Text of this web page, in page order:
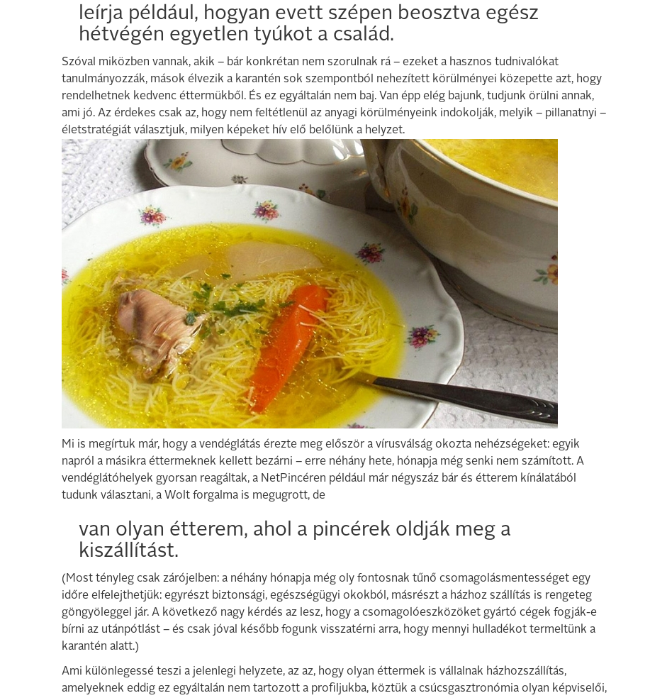
leírja például, hogyan evett szépen beosztva egész
hétvégén egyetlen tyúkot a család.
Szóval miközben vannak, akik – bár konkrétan nem szorulnak rá – ezeket a hasznos tudnivalókat
tanulmányozzák, mások élvezik a karantén sok szempontból nehezített körülményei közepette azt, hogy
rendelhetnek kedvenc éttermükből. És ez egyáltalán nem baj. Van épp elég bajunk, tudjunk örülni annak,
ami jó. Az érdekes csak az, hogy nem feltétlenül az anyagi körülményeink indokolják, melyik – pillanatnyi –
életstratégiát választjuk, milyen képeket hív elő belőlünk a helyzet.
Mi is megírtuk már, hogy a vendéglátás érezte meg először a vírusválság okozta nehézségeket: egyik
napról a másikra éttermeknek kellett bezárni – erre néhány hete, hónapja még senki nem számított. A
vendéglátóhelyek gyorsan reagáltak, a NetPincéren például már négyszáz bár és étterem kínálatából
tudunk választani, a Wolt forgalma is megugrott, de
van olyan étterem, ahol a pincérek oldják meg a
kiszállítást.
(Most tényleg csak zárójelben: a néhány hónapja még oly fontosnak tűnő csomagolásmentességet egy
időre elfelejthetjük: egyrészt biztonsági, egészségügyi okokból, másrészt a házhoz szállítás is rengeteg
göngyöleggel jár. A következő nagy kérdés az lesz, hogy a csomagolóeszközöket gyártó cégek fogják-e
bírni az utánpótlást – és csak jóval később fogunk visszatérni arra, hogy mennyi hulladékot termeltünk a
karantén alatt.)
Ami különlegessé teszi a jelenlegi helyzete, az az, hogy olyan éttermek is vállalnak házhozszállítás,
amelyeknek eddig ez egyáltalán nem tartozott a profiljukba, köztük a csúcsgasztronómia olyan képviselői,